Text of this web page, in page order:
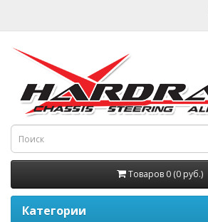
Товаров 0 (0 руб.)
Категории